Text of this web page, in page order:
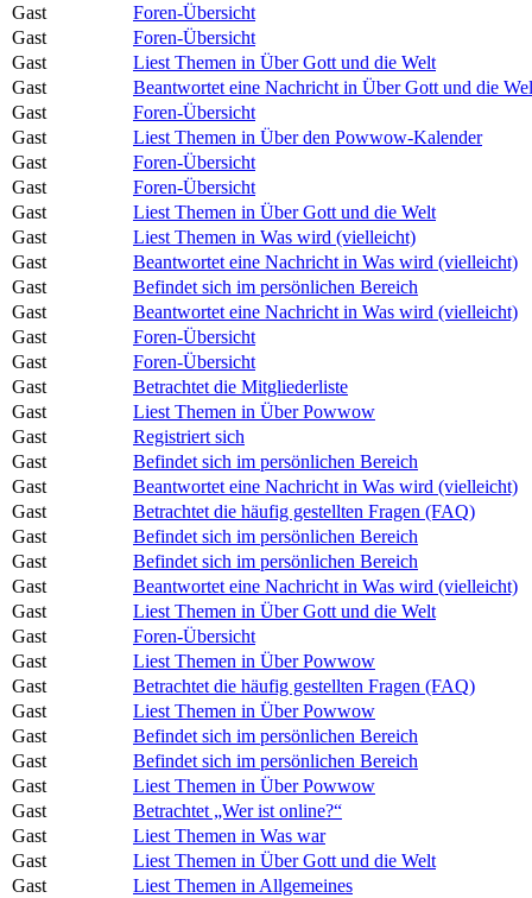
Gast
Foren-Übersicht
Gast
Foren-Übersicht
Gast
Liest Themen in Über Gott und die Welt
Gast
Beantwortet eine Nachricht in Über Gott und die
Gast
Foren-Übersicht
Gast
Liest Themen in Über den Powwow-Kalender
Gast
Foren-Übersicht
Gast
Foren-Übersicht
Gast
Liest Themen in Über Gott und die Welt
Gast
Liest Themen in Was wird (vielleicht)
Gast
Beantwortet eine Nachricht in Was wird (vielleicht)
Gast
Befindet sich im persönlichen Bereich
Gast
Beantwortet eine Nachricht in Was wird (vielleicht)
Gast
Foren-Übersicht
Gast
Foren-Übersicht
Gast
Betrachtet die Mitgliederliste
Gast
Liest Themen in Über Powwow
Gast
Registriert sich
Gast
Befindet sich im persönlichen Bereich
Gast
Beantwortet eine Nachricht in Was wird (vielleicht)
Gast
Betrachtet die häufig gestellten Fragen (FAQ)
Gast
Befindet sich im persönlichen Bereich
Gast
Befindet sich im persönlichen Bereich
Gast
Beantwortet eine Nachricht in Was wird (vielleicht)
Gast
Liest Themen in Über Gott und die Welt
Gast
Foren-Übersicht
Gast
Liest Themen in Über Powwow
Gast
Betrachtet die häufig gestellten Fragen (FAQ)
Gast
Liest Themen in Über Powwow
Gast
Befindet sich im persönlichen Bereich
Gast
Befindet sich im persönlichen Bereich
Gast
Liest Themen in Über Powwow
Gast
Betrachtet „Wer ist online?“
Gast
Liest Themen in Was war
Gast
Liest Themen in Über Gott und die Welt
Gast
Liest Themen in Allgemeines